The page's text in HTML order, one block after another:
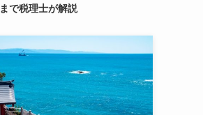
で税理士が解説